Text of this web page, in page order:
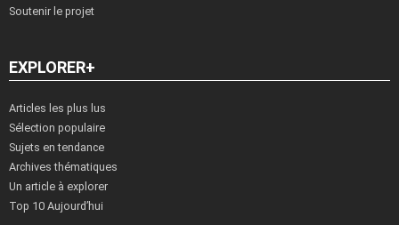
Soutenir le projet
EXPLORER+
Articles les plus lus
Sélection populaire
Sujets en tendance
Archives thématiques
Un article à explorer
Top 10 Aujourd’hui